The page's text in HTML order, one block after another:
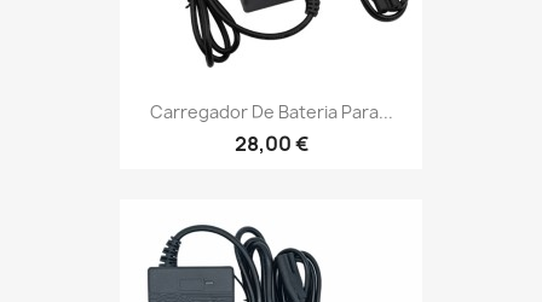
Carregador De Bateria Para...
28,00 €